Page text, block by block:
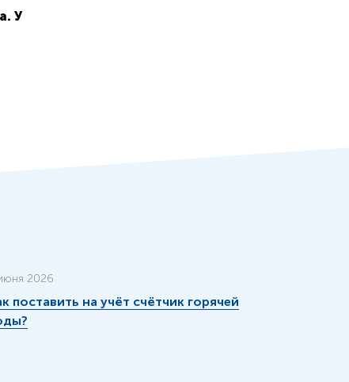
У
2026
поставить на учёт счётчик горячей